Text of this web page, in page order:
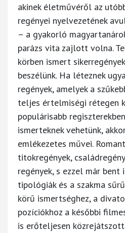
akinek életművéről az
regényei nyelvezetének
– a gyakorló
parázs vita zajlott volna.
körben ismert
beszélünk. Ha léteznek
regények, amelyek a
teljes értelmiségi rétegen
populárisabb
ismerteknek vehetünk,
emlékezetes művei.
titokregények,
regények, s ezzel már bent
tipológiák és a szakma
körű ismertséghez, a
pozíciókhoz a későbbi
is erőteljesen